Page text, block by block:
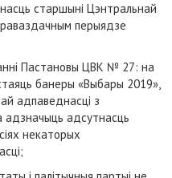
старшыні Цэнтральнай
перыядзе
Пастановы ЦВК № 27: на
банеры «Выбары 2019»,
адпаведнасці з
адзначыць адсутнасць
некаторых